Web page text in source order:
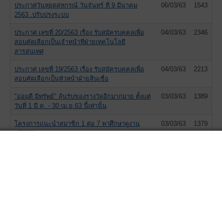
ประกาศวันหยุดสหกรณ์ วันจันทร์ ที่ 9 มีนาคม
2563..ปรับปรุงระบบ
06/03/63 1543
ประกาศ เลขที่ 20/2563 เรื่อง รับสมัครบุคคลเพื่อ
สอบคัดเลือกเป็นเจ้าหน้าที่ฝ่ายเทคโนโลยี
สารสนเทศ
04/03/63 2346
ประกาศ เลขที่ 19/2563 เรื่อง รับสมัครบุคคลเพื่อ
สอบคัดเลือกเป็นหัวหน้าฝ่ายสินเชื่อ
04/03/63 2213
"ออมดี มีทรัพย์" ลุ้นรับของรางวัลอีกมากมาย ตั้งแต่
วันที่ 1 มี.ค. - 30 เม.ย.63 นี้เท่านั้น
03/03/63 1389
โครงการแนะนำสมาชิก 1 ต่อ 7 พาศึกษาดูงาน
ฟรี!!!!!!!
03/03/63 1379